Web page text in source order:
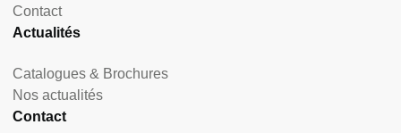
Contact
Actualités
Catalogues & Brochures
Nos actualités
Contact